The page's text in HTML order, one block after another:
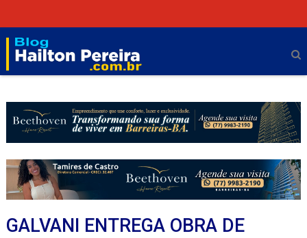
GALVANI ENTREGA OBRA DE